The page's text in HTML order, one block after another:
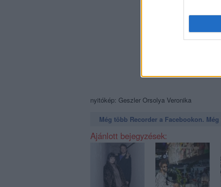
nyitókép: Geszler Orsolya Veronika
Még több Recorder a Facebookon.
Ajánlott bejegyzések: